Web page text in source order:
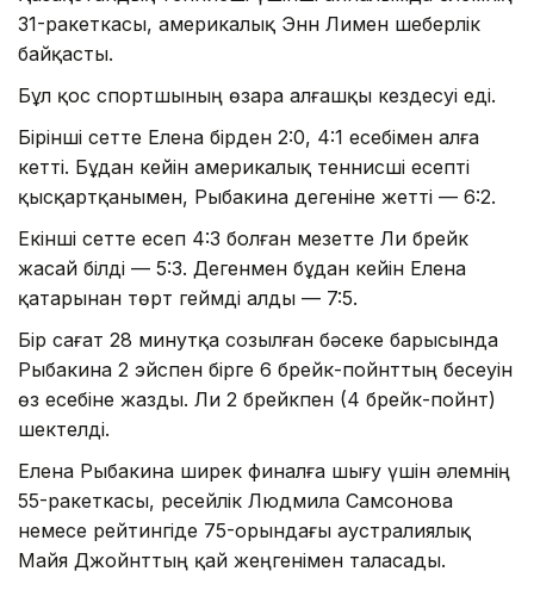
31-ракеткасы, америкалық Энн Лимен шеберлік
байқасты.
Бұл қос спортшының өзара алғашқы кездесуі еді.
Бірінші сетте Елена бірден 2:0, 4:1 есебімен алға
кетті. Бұдан кейін америкалық теннисші есепті
қысқартқанымен, Рыбакина дегеніне жетті — 6:2.
Екінші сетте есеп 4:3 болған мезетте Ли брейк
жасай білді — 5:3. Дегенмен бұдан кейін Елена
қатарынан төрт геймді алды — 7:5.
Бір сағат 28 минутқа созылған бәсеке барысында
Рыбакина 2 эйспен бірге 6 брейк-пойнттың бесеуін
өз есебіне жазды. Ли 2 брейкпен (4 брейк-пойнт)
шектелді.
Елена Рыбакина ширек финалға шығу үшін әлемнің
55-ракеткасы, ресейлік Людмила Самсонова
немесе рейтингіде 75-орындағы аустралиялық
Майя Джойнттың қай жеңгенімен таласады.